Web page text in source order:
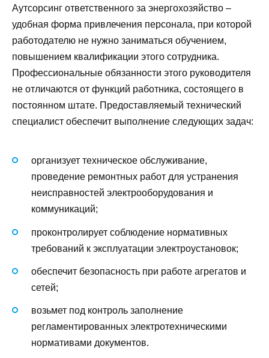
Аутсорсинг ответственного за энергохозяйство –
удобная форма привлечения персонала, при которой
работодателю не нужно заниматься обучением,
повышением квалификации этого сотрудника.
Профессиональные обязанности этого руководителя
не отличаются от функций работника, состоящего в
постоянном штате. Предоставляемый технический
специалист обеспечит выполнение следующих задач:
организует техническое обслуживание,
проведение ремонтных работ для устранения
неисправностей электрооборудования и
коммуникаций;
проконтролирует соблюдение нормативных
требований к эксплуатации электроустановок;
обеспечит безопасность при работе агрегатов и
сетей;
возьмет под контроль заполнение
регламентированных электротехническими
нормативами документов.